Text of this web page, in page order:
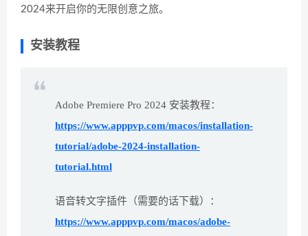
2024来开启你的无限创意之旅。
安装教程
Adobe Premiere Pro 2024 安装教程：
https://www.apppvp.com/macos/installation-
tutorial/adobe-2024-installation-
tutorial.html
语音转文字插件（需要的话下载）：
https://www.apppvp.com/macos/adobe-